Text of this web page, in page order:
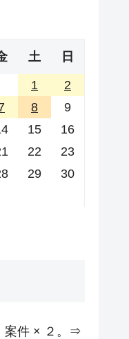
土 日
1
2
8
9
15
16
22
23
29
30
案件 × ２。⇒